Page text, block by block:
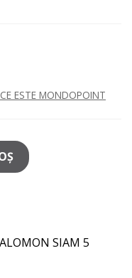
ESTE MONDOPOINT
SIAM 5